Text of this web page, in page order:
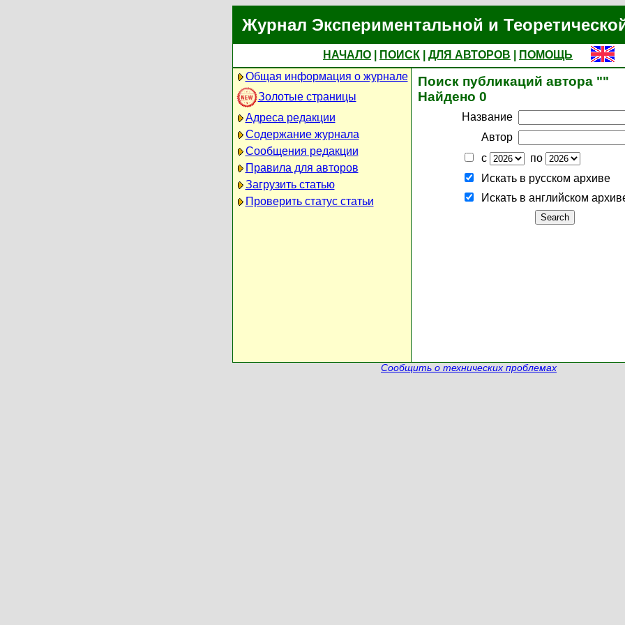
Журнал Экспериментальной и
НАЧАЛО ПОИСК ДЛЯ АВТОРОВ
ПОМОЩЬ
Общая информация о журнале
Золотые страницы
Адреса редакции
Содержание журнала
Сообщения редакции
Правила для авторов
Загрузить статью
Проверить статус статьи
Поиск публикаций автора ""
Найдено 0
Название
Автор
с
по
Искать в русском архиве
Искать в английском
Сообщить о технических проблемах